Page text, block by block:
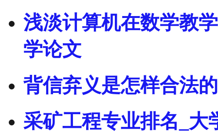
浅淡计算机在数学教
学论文
背信弃义是怎样合法的
采矿工程专业排名_大